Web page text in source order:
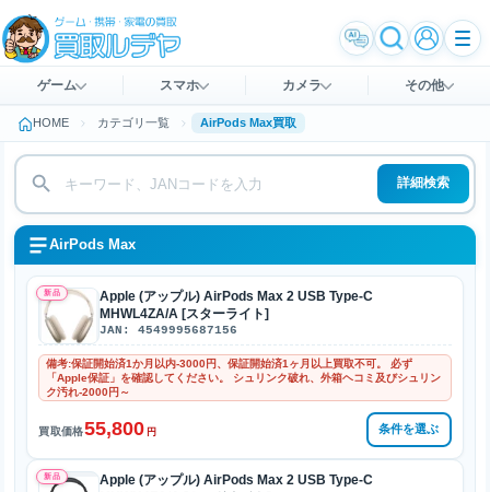
ゲーム スマホ カメラ その他
HOME カテゴリ一覧 AirPods Max買取
詳細検索
AirPods Max
新品
Apple (アップル) AirPods Max 2 USB Type-C
MHWL4ZA/A [スターライト]
JAN: 4549995687156
備考:保証開始済1か月以内-3000円、保証開始済1ヶ月以上買取不可。 必ず
「Apple保証」を確認してください。 シュリンク破れ、外箱ヘコミ及びシュリン
ク汚れ-2000円～
買取価格55,800 円 条件を選ぶ
新品
Apple (アップル) AirPods Max 2 USB Type-C